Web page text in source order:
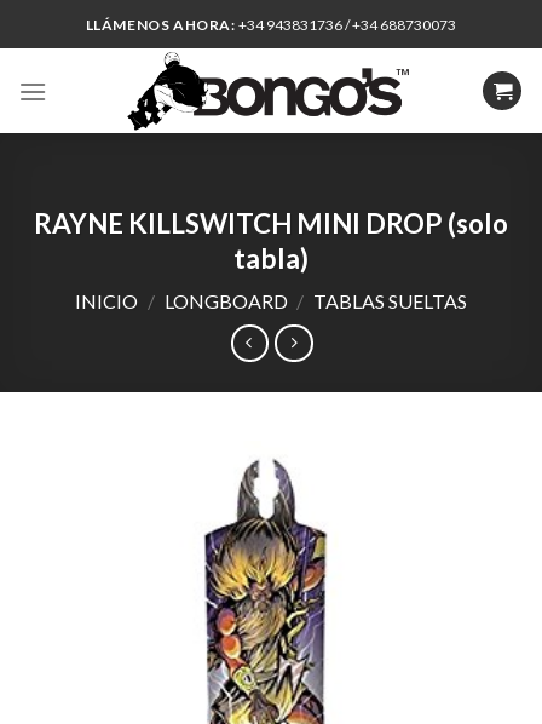
to
LLÁMENOS AHORA:+34 943831736 / +34 688730073
RAYNE KILLSWITCH MINI DROP (solo
tabla)
INICIO / LONGBOARD / TABLAS SUELTAS